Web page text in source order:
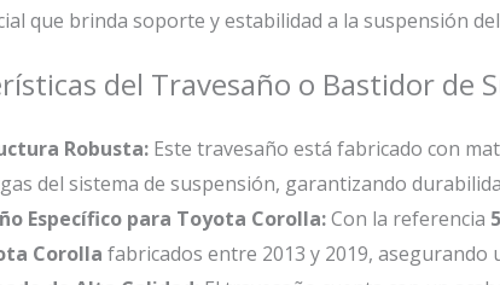
que brinda soporte y estabilidad a la suspensión
del Travesaño o Bastidor de
Robusta:Este travesaño está fabricado con
del sistema de suspensión, garantizando
Específico para Toyota Corolla:Con la referencia
Corolla fabricados entre 2013 y 2019,